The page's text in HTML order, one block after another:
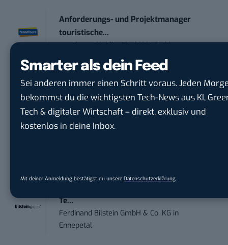
Smarter als dein Feed
Sei anderen immer einen Schritt voraus. Jeden
bekommst du die wichtigsten Tech-News aus KI,
Tech & digitaler Wirtschaft – direkt, exklusiv und
kostenlos in deine Inbox.
Mit deiner Anmeldung bestätigst du unsere Datenschutzerklärung.
Anforderungs- und Projektmanager
touristische...
trendtours Holding GmbHinEschborn
(m/w/...
Instaffo GmbHinKarlsruhe
Marketing Manager – Content
Te...
Ferdinand Bilstein GmbH & Co. KG in
Ennepetal